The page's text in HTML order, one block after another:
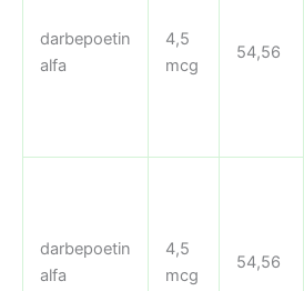
darbepoetin
alfa
4,5
mcg
54,56
darbepoetin
alfa
4,5
mcg
54,56